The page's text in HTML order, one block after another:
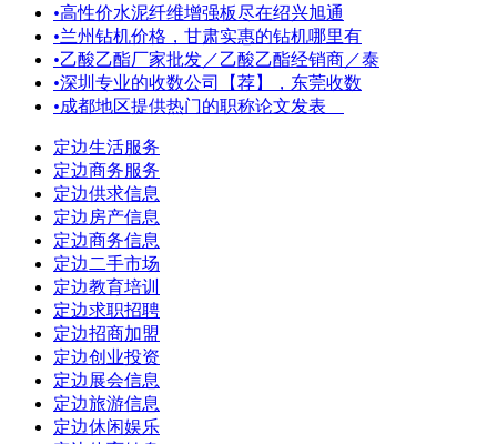
•高性价水泥纤维增强板尽在绍兴旭通
•兰州钻机价格，甘肃实惠的钻机哪里有
•乙酸乙酯厂家批发／乙酸乙酯经销商／泰
•深圳专业的收数公司【荐】，东莞收数
•成都地区提供热门的职称论文发表
定边生活服务
定边商务服务
定边供求信息
定边房产信息
定边商务信息
定边二手市场
定边教育培训
定边求职招聘
定边招商加盟
定边创业投资
定边展会信息
定边旅游信息
定边休闲娱乐